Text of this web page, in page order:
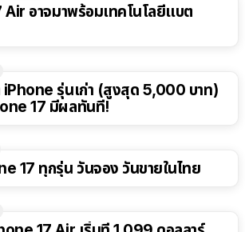
Air อาจมาพร้อมเทคโนโลยีแบต
iPhone รุ่นเก่า (สูงสุด 5,000 บาท)
17 มีผลทันที!
17 ทุกรุ่น วันจอง วันขายในไทย